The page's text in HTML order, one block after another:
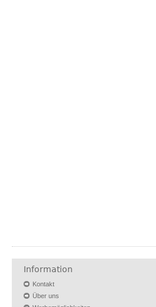
Information
Kontakt
Über uns